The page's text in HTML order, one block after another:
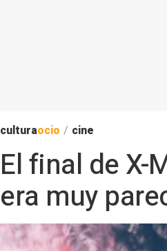
culturaocio / cine
El final de X-
era muy